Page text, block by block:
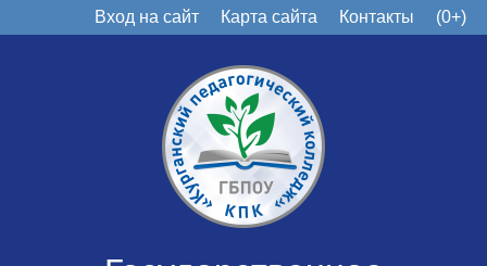
Вход на сайт Карта сайта Контакты (0+)